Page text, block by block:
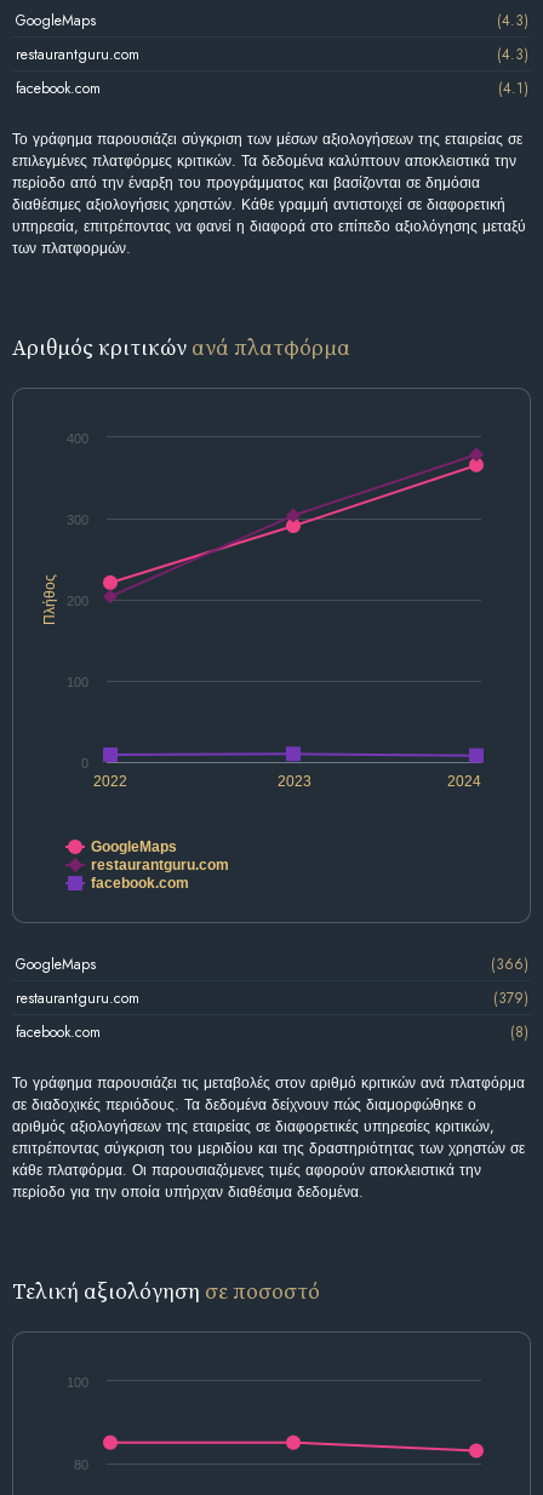
GoogleMaps
(4.3)
restaurantguru.com
(4.3)
facebook.com
(4.1)
Το γράφημα παρουσιάζει σύγκριση των μέσων αξιολογήσεων της εταιρείας σε
επιλεγμένες πλατφόρμες κριτικών. Τα δεδομένα καλύπτουν αποκλειστικά την
περίοδο από την έναρξη του προγράμματος και βασίζονται σε δημόσια
διαθέσιμες αξιολογήσεις χρηστών. Κάθε γραμμή αντιστοιχεί σε διαφορετική
υπηρεσία, επιτρέποντας να φανεί η διαφορά στο επίπεδο αξιολόγησης μεταξύ
των πλατφορμών.
Αριθμός κριτικών ανά πλατφόρμα
Πλήθος
2022 2023 2024
0
100
200
300
400
GoogleMaps
restaurantguru.com
facebook.com
GoogleMaps
(366)
restaurantguru.com
(379)
facebook.com
(8)
Το γράφημα παρουσιάζει τις μεταβολές στον αριθμό κριτικών ανά πλατφόρμα
σε διαδοχικές περιόδους. Τα δεδομένα δείχνουν πώς διαμορφώθηκε ο
αριθμός αξιολογήσεων της εταιρείας σε διαφορετικές υπηρεσίες κριτικών,
επιτρέποντας σύγκριση του μεριδίου και της δραστηριότητας των χρηστών σε
κάθε πλατφόρμα. Οι παρουσιαζόμενες τιμές αφορούν αποκλειστικά την
περίοδο για την οποία υπήρχαν διαθέσιμα δεδομένα.
Τελική αξιολόγηση σε ποσοστό
80
100